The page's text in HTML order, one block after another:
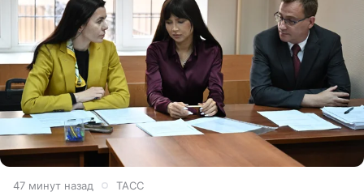
47 минут назад ТАСС